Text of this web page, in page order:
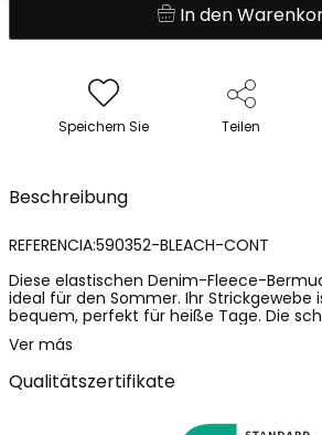
In den
Speichern Sie Teilen
Beschreibung
REFERENCIA:590352-BLEACH-CONT
Diese elastischen Denim-Fleece-
ideal für den Sommer. Ihr Strickgewebe
bequem, perfekt für heiße Tage. Die
und die Farbe BLEACH Blau verleihen
frischen Touch. Diese Bermudas sind in
Größen erhältlich, von 4 Monaten bis 16
vielseitiges und praktisches
perfekte Passform und große
Ver más
Qualitätszertifikate